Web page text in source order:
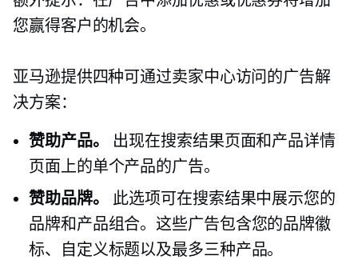
您赢得客户的机会。
亚马逊提供四种可通过卖家中心访问的广告解
决方案：
赞助产品。
出现在搜索结果页面和产品详情
页面上的单个产品的广告。
赞助品牌。
此选项可在搜索结果中展示您的
品牌和产品组合。这些广告包含您的品牌徽
标、自定义标题以及最多三种产品。